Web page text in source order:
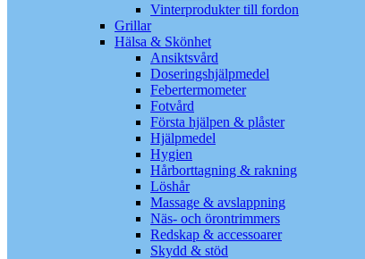
Vinterprodukter till fordon
Grillar
Hälsa & Skönhet
Ansiktsvård
Doseringshjälpmedel
Febertermometer
Fotvård
Första hjälpen & plåster
Hjälpmedel
Hygien
Hårborttagning & rakning
Löshår
Massage & avslappning
Näs- och örontrimmers
Redskap & accessoarer
Skydd & stöd